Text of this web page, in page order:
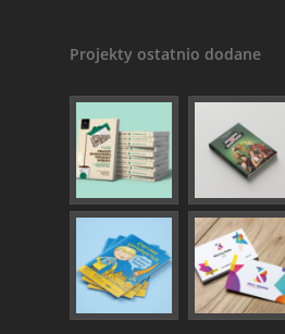
Projekty ostatnio dodane